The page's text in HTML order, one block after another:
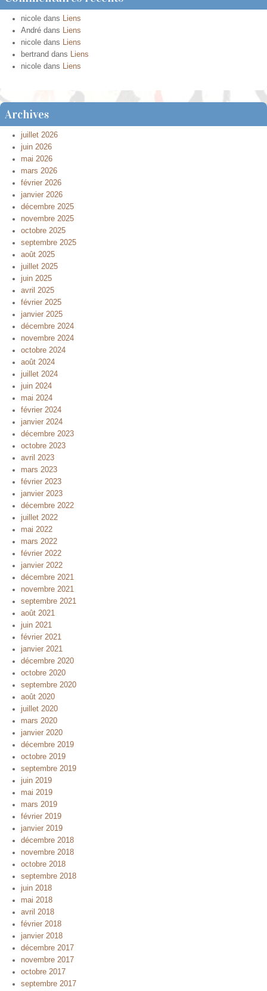
nicole dans Liens
André dans Liens
nicole dans Liens
bertrand dans Liens
nicole dans Liens
Archives
juillet 2026
juin 2026
mai 2026
mars 2026
février 2026
janvier 2026
décembre 2025
novembre 2025
octobre 2025
septembre 2025
août 2025
juillet 2025
juin 2025
avril 2025
février 2025
janvier 2025
décembre 2024
novembre 2024
octobre 2024
août 2024
juillet 2024
juin 2024
mai 2024
février 2024
janvier 2024
décembre 2023
octobre 2023
avril 2023
mars 2023
février 2023
janvier 2023
décembre 2022
juillet 2022
mai 2022
mars 2022
février 2022
janvier 2022
décembre 2021
novembre 2021
septembre 2021
août 2021
juin 2021
février 2021
janvier 2021
décembre 2020
octobre 2020
septembre 2020
août 2020
juillet 2020
mars 2020
janvier 2020
décembre 2019
octobre 2019
septembre 2019
juin 2019
mai 2019
mars 2019
février 2019
janvier 2019
décembre 2018
novembre 2018
octobre 2018
septembre 2018
juin 2018
mai 2018
avril 2018
février 2018
janvier 2018
décembre 2017
novembre 2017
octobre 2017
septembre 2017